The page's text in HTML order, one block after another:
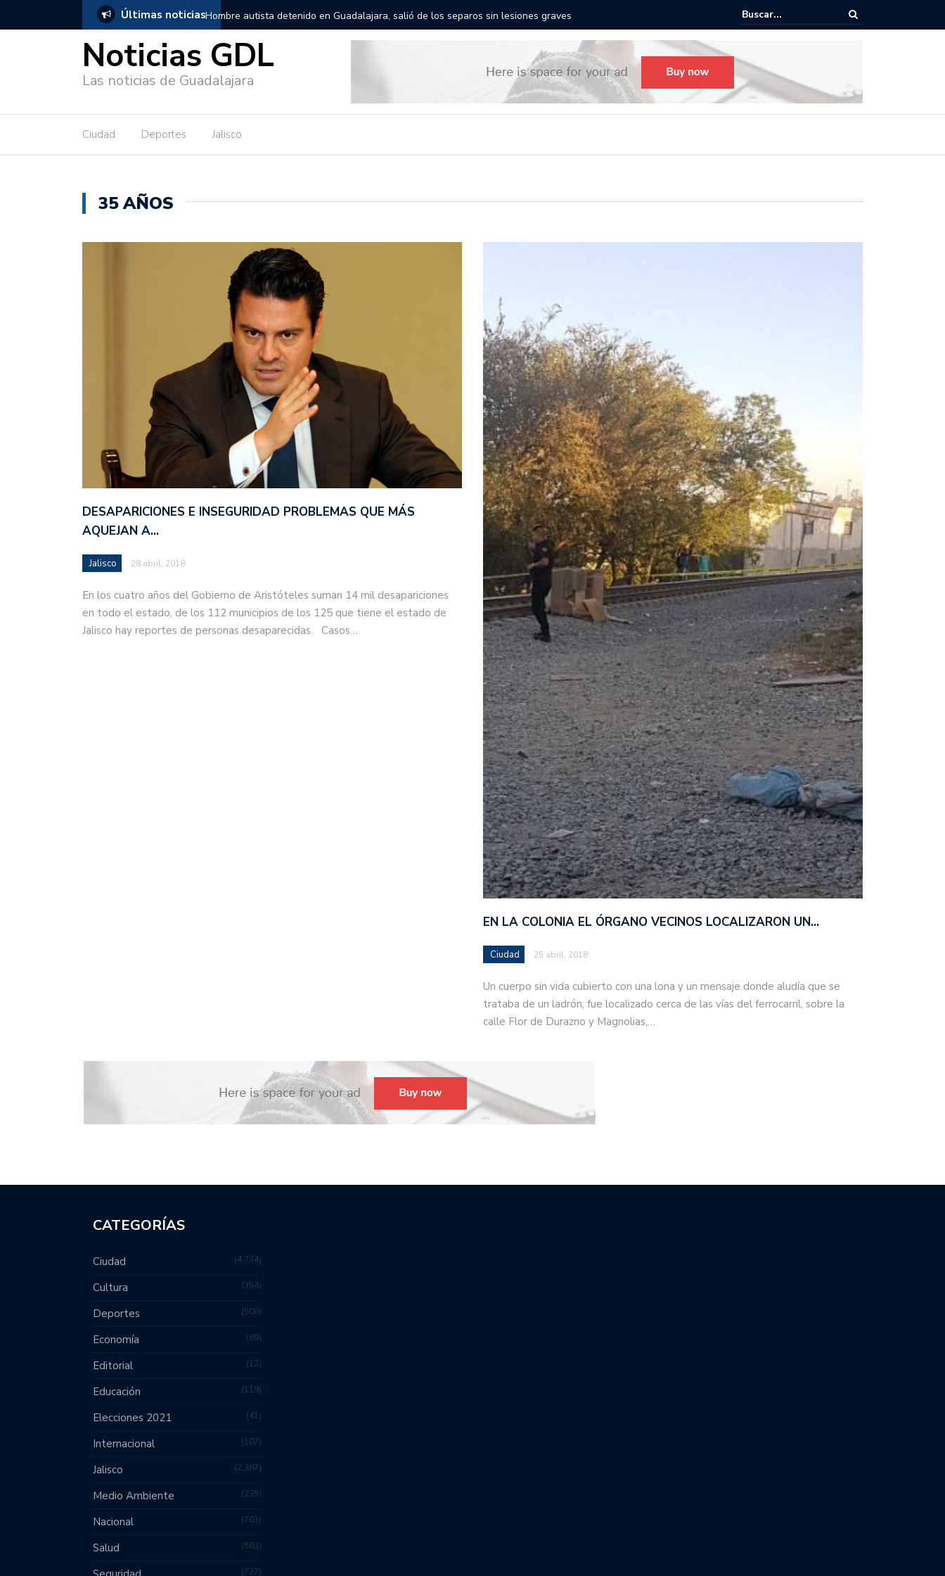
Últimas noticias
Guadalajara, salió de los separos sin lesiones graves Títeres gigantes recorrerán las calles de Guadalajara: aparta la fecha Todo listo para el Festival Desfile Día de Muertos 2025 en
Noticias GDL
Las noticias de Guadalajara
Ciudad Deportes Jalisco
35 AÑOS
DESAPARICIONES E INSEGURIDAD PROBLEMAS QUE MÁS
AQUEJAN A…
Jalisco 28 abril, 2018
En los cuatro años del Gobierno de Aristóteles suman 14 mil desapariciones
en todo el estado, de los 112 municipios de los 125 que tiene el estado de
Jalisco hay reportes de personas desaparecidas. Casos…
EN LA COLONIA EL ÓRGANO VECINOS LOCALIZARON UN…
Ciudad 25 abril, 2018
Un cuerpo sin vida cubierto con una lona y un mensaje donde aludía que se
trataba de un ladrón, fue localizado cerca de las vías del ferrocarril, sobre la
calle Flor de Durazno y Magnolias,…
CATEGORÍAS
Ciudad 4,734
Cultura 354
Deportes 506
Economía 89
Editorial 12
Educación 119
Elecciones 2021 41
Internacional 107
Jalisco 2,387
Medio Ambiente 235
Nacional 763
Salud 583
737